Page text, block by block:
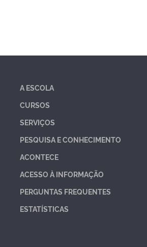
A ESCOLA
CURSOS
SERVIÇOS
PESQUISA E CONHECIMENTO
ACONTECE
ACESSO À INFORMAÇÃO
PERGUNTAS FREQUENTES
ESTATÍSTICAS